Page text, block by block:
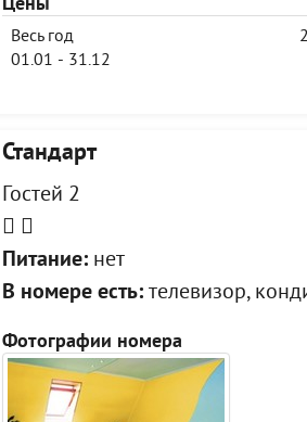
Весь год
01.01 - 31.12
Стандарт
Гостей 2
Питание:нет
В номере есть:телевизор,
Фотографии номера